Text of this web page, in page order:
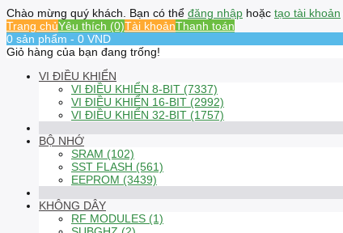
Chào mừng quý khách. Bạn có thể đăng nhập hoặc tạo tài khoản
Trang chủYêu thích (0)Tài khoảnThanh toán
0 sản phẩm - 0 VND
Giỏ hàng của bạn đang trống!
VI ĐIỀU KHIỂN
VI ĐIỀU KHIỂN 8-BIT (7337)
VI ĐIỀU KHIỂN 16-BIT (2992)
VI ĐIỀU KHIỂN 32-BIT (1757)
BỘ NHỚ
SRAM (102)
SST FLASH (561)
EEPROM (3439)
KHÔNG DÂY
RF MODULES (1)